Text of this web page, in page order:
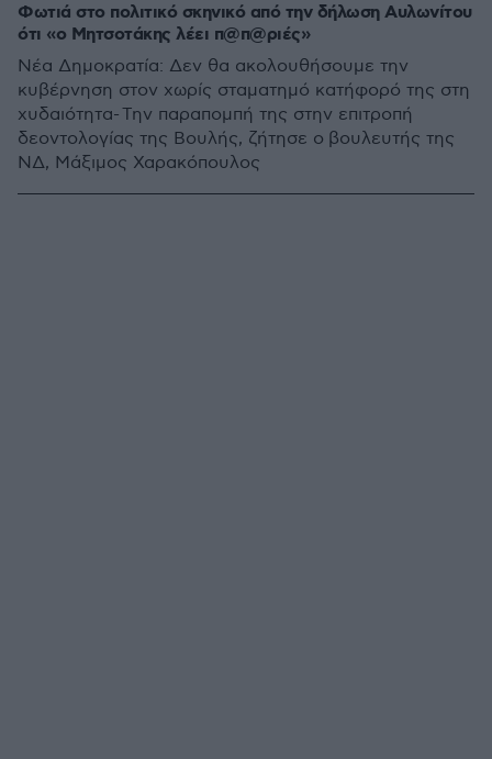
Φωτιά στο πολιτικό σκηνικό από την δήλωση Αυλωνίτου
ότι «ο Μητσοτάκης λέει π@π@ριές»
Νέα Δημοκρατία: Δεν θα ακολουθήσουμε την
κυβέρνηση στον χωρίς σταματημό κατήφορό της στη
χυδαιότητα- Την παραπομπή της στην επιτροπή
δεοντολογίας της Βουλής, ζήτησε ο βουλευτής της
ΝΔ, Μάξιμος Χαρακόπουλος